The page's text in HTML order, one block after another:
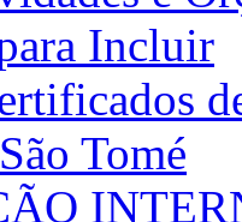
Incluir
Tomé